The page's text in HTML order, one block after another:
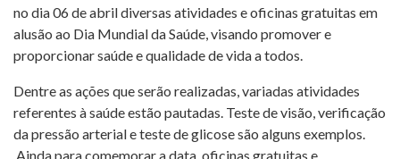
no dia 06 de abril diversas atividades e oficinas gratuitas em
alusão ao Dia Mundial da Saúde, visando promover e
proporcionar saúde e qualidade de vida a todos.
Dentre as ações que serão realizadas, variadas atividades
referentes à saúde estão pautadas. Teste de visão, verificação
da pressão arterial e teste de glicose são alguns exemplos.
Ainda para comemorar a data, oficinas gratuitas e